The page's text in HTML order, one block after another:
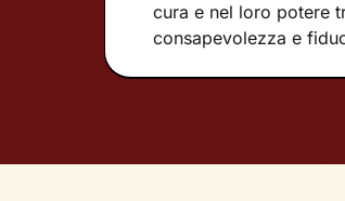
cura e nel loro potere
consapevolezza e